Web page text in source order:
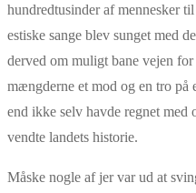
hundredtusinder af mennesker
estiske sange blev sunget med
derved om muligt bane vejen
mængderne et mod og en tro på
end ikke selv havde regnet med
vendte landets historie.
Måske nogle af jer var ud at